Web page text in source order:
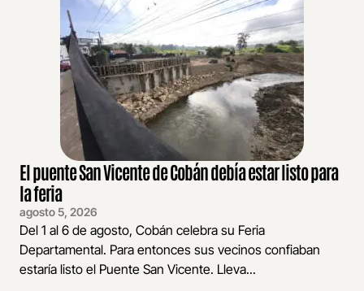
El puente San Vicente de Cobán debía estar listo para
la feria
agosto 5, 2026
Del 1 al 6 de agosto, Cobán celebra su Feria
Departamental. Para entonces sus vecinos confiaban
estaría listo el Puente San Vicente. Lleva...